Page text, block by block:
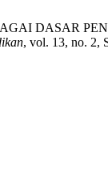
DASAR
, vol. 13, no. 2,